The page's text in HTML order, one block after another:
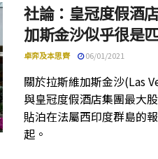
社論：皇冠度假酒
加斯金沙似乎很是
卓弈及本思齊 06/01/2021
關於拉斯維加斯金沙(Las
與皇冠度假酒店集團最大
貼泊在法屬西印度群島的
起。